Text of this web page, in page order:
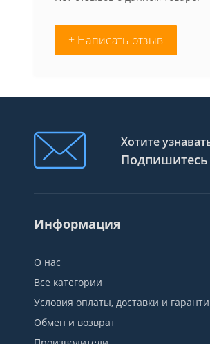
+ Написать отзыв
Хотите
Информация
О нас
Все категории
Условия оплаты, доставки и
Обмен и возврат